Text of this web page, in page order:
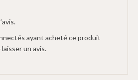
ayant acheté ce produit
un avis.